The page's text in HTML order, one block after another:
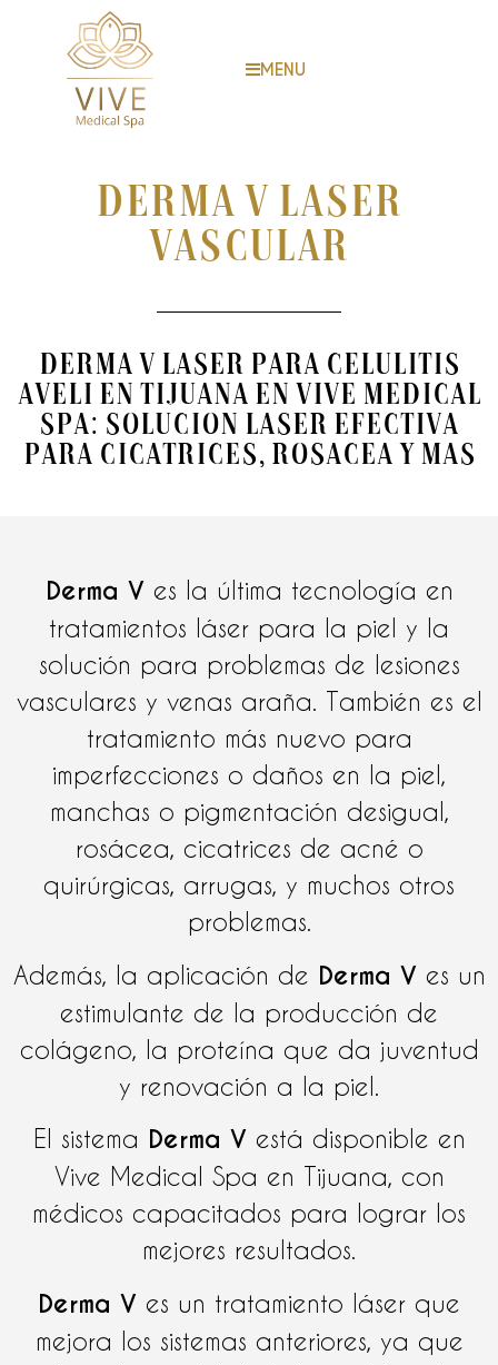
MENU
DERMA V Laser
Vascular
Derma V Laser para Celulitis
AvEli en Tijuana en Vive Medical
Spa: Solucion Laser Efectiva
para Cicatrices, Rosacea y Mas
Derma V es la última tecnología en
tratamientos láser para la piel y la
solución para problemas de lesiones
vasculares y venas araña. También es el
tratamiento más nuevo para
imperfecciones o daños en la piel,
manchas o pigmentación desigual,
rosácea, cicatrices de acné o
quirúrgicas, arrugas, y muchos otros
problemas.
Además, la aplicación de Derma V es un
estimulante de la producción de
colágeno, la proteína que da juventud
y renovación a la piel.
El sistema Derma V está disponible en
Vive Medical Spa en Tijuana, con
médicos capacitados para lograr los
mejores resultados.
Derma V es un tratamiento láser que
mejora los sistemas anteriores, ya que